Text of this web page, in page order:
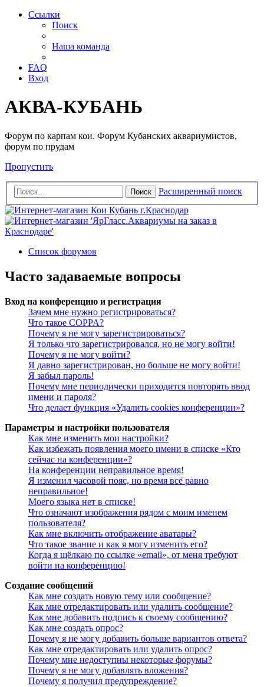
Ссылки
Поиск
Наша команда
FAQ
Вход
АКВА-КУБАНЬ
Форум по карпам кои. Форум Кубанских аквариумистов,
форум по прудам
Пропустить
Поиск Расширенный поиск
Список форумов
Часто задаваемые вопросы
Вход на конференцию и регистрация
Зачем мне нужно регистрироваться?
Что такое COPPA?
Почему я не могу зарегистрироваться?
Я только что зарегистрировался, но не могу войти!
Почему я не могу войти?
Я давно зарегистрирован, но больше не могу войти!
Я забыл пароль!
Почему мне периодически приходится повторять ввод
имени и пароля?
Что делает функция «Удалить cookies конференции»?
Параметры и настройки пользователя
Как мне изменить мои настройки?
Как избежать появления моего имени в списке «Кто
сейчас на конференции»?
На конференции неправильное время!
Я изменил часовой пояс, но время всё равно
неправильное!
Моего языка нет в списке!
Что означают изображения рядом с моим именем
пользователя?
Как мне включить отображение аватары?
Что такое звание и как я могу изменить его?
Когда я щёлкаю по ссылке «email», от меня требуют
войти на конференцию!
Создание сообщений
Как мне создать новую тему или сообщение?
Как мне отредактировать или удалить сообщение?
Как мне добавить подпись к своему сообщению?
Как мне создать опрос?
Почему я не могу добавить больше вариантов ответа?
Как мне отредактировать или удалить опрос?
Почему мне недоступны некоторые форумы?
Почему я не могу добавлять вложения?
Почему я получил предупреждение?